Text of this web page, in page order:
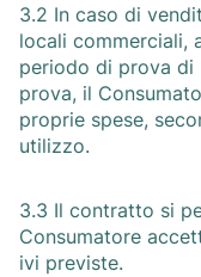
3.2 In caso di
locali commerciali,
periodo di prova di
prova, il
proprie spese,
utilizzo.
3.3 Il contratto si
Consumatore
ivi previste.